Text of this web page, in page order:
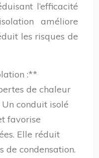
l’efficacité
améliore
les risques de
:**
de chaleur
conduit isolé
favorise
Elle réduit
de condensation.